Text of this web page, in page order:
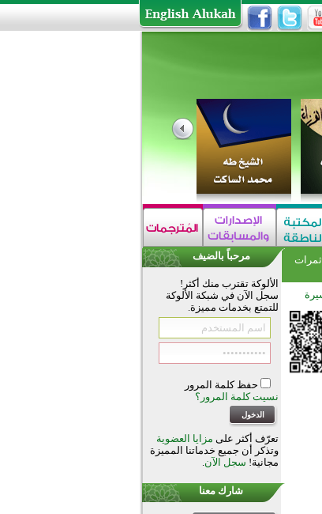
مرحباً بالضيف
الألوكة تقترب منك أكثر!
سجل الآن في شبكة الألوكة
للتمتع بخدمات مميزة.
حفظ كلمة المرور
نسيت كلمة المرور؟
تعرّف أكثر على مزايا العضوية
وتذكر أن جميع خدماتنا المميزة
مجانية! سجل الآن.
شارك معنا